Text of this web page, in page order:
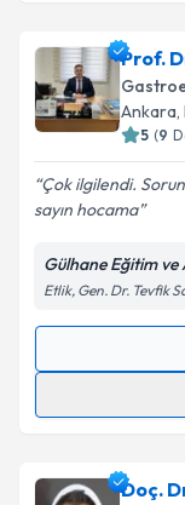
Prof.
Ankara,
5 (9
Çok ilgilendi.
sayın hocama
Gülhane Eğitim
Etlik, Gen. Dr. Tevfik
Randevu
takvimDoç.